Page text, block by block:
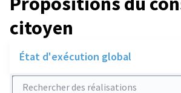
citoyen
État d'exécution global
Rechercher des réalisations